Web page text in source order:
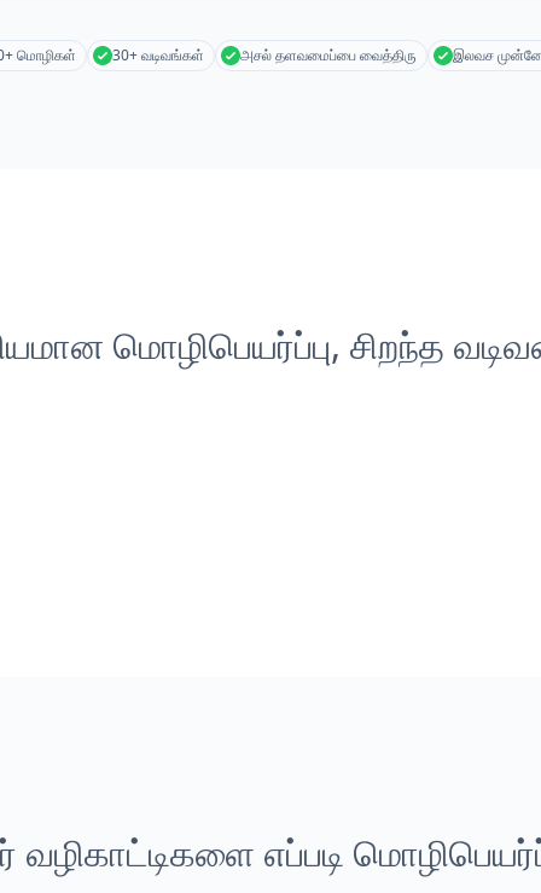
மொழிகள் 30+ வடிவங்கள் அசல் தளவமைப்பை வைத்திரு இலவச
மொழிபெயர்ப்பு, சிறந்த
வழிகாட்டிகளை எப்படி